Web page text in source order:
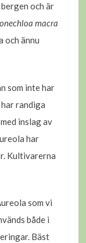
och är
macra
och ännu
som inte har
randiga
inslag av
har
Kultivarerna
som vi
både i
Bäst